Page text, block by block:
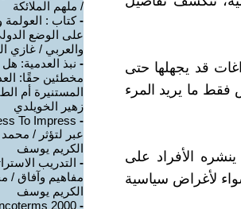
قد يجهلها حتى
ما يريد المرء
الأفراد على
لأغراض سياسية
/ ملهم الملائكة
-كتاب : العولمة
على الوضع
والعربي / غازي
- نبذ العدمية:
مخطئين حقًا:
المستنيرة أم
زهير الخويلدي
-
To Impress
عبر لتؤثر /
الكريم يوسف
- التدريب
مفاهيم وآفاق /
الكريم يوسف
-
2000